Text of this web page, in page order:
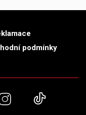
podmínky
Instagram